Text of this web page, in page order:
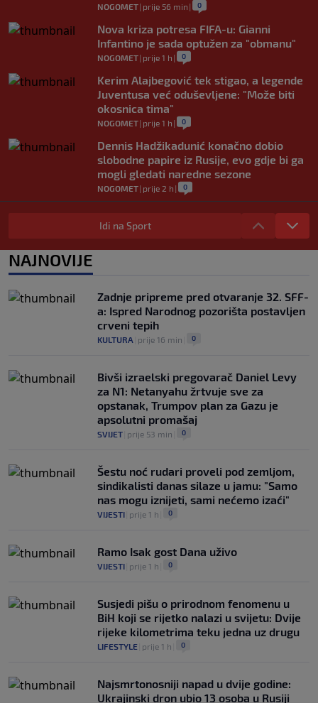
NOGOMET| prije 56 min | 0
Nova kriza potresa FIFA-u: Gianni
Infantino je sada optužen za "obmanu"
NOGOMET| prije 1 h | 0
Kerim Alajbegović tek stigao, a legende
Juventusa već oduševljene: "Može biti
okosnica tima"
NOGOMET| prije 1 h | 0
Dennis Hadžikadunić konačno dobio
slobodne papire iz Rusije, evo gdje bi ga
mogli gledati naredne sezone
NOGOMET| prije 2 h | 0
Ažurirana ATP lista: Damir Džumhur pao
dvije pozicije, Alcaraz se vratio na drugo
0
sada briljira i najbolji je strijelac lige
(VIDEO)
NOGOMET 0
Idi na Sport
NAJNOVIJE
Zadnje pripreme pred otvaranje 32. SFF-
a: Ispred Narodnog pozorišta postavljen
crveni tepih
KULTURA prije 16 min 0
Bivši izraelski pregovarač Daniel Levy
za N1: Netanyahu žrtvuje sve za
opstanak, Trumpov plan za Gazu je
apsolutni promašaj
SVIJET prije 53 min 0
Šestu noć rudari proveli pod zemljom,
sindikalisti danas silaze u jamu: "Samo
nas mogu iznijeti, sami nećemo izaći"
VIJESTI prije 1 h 0
Ramo Isak gost Dana uživo
VIJESTI prije 1 h 0
Susjedi pišu o prirodnom fenomenu u
BiH koji se rijetko nalazi u svijetu: Dvije
rijeke kilometrima teku jedna uz drugu
LIFESTYLE prije 1 h 0
Najsmrtonosniji napad u dvije godine:
Ukrajinski dron ubio 13 osoba u Rusiji